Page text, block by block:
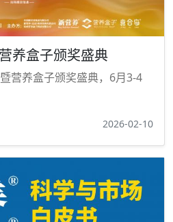
养盒子颁奖盛典
营养盒子颁奖盛典，6月3-4
2026-02-10